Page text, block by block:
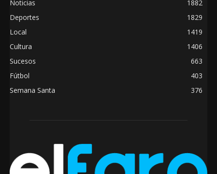
Noticias
1882
Deportes
1829
Local
1419
Cultura
1406
Sucesos
663
Fútbol
403
Semana Santa
376